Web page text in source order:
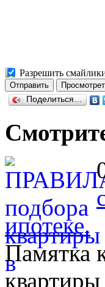
Разрешить
Поделиться…
ипотеке.
Памятка